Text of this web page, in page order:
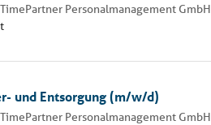
TimePartner Personalmanagement GmbH
und Entsorgung (m/w/d)
TimePartner Personalmanagement GmbH